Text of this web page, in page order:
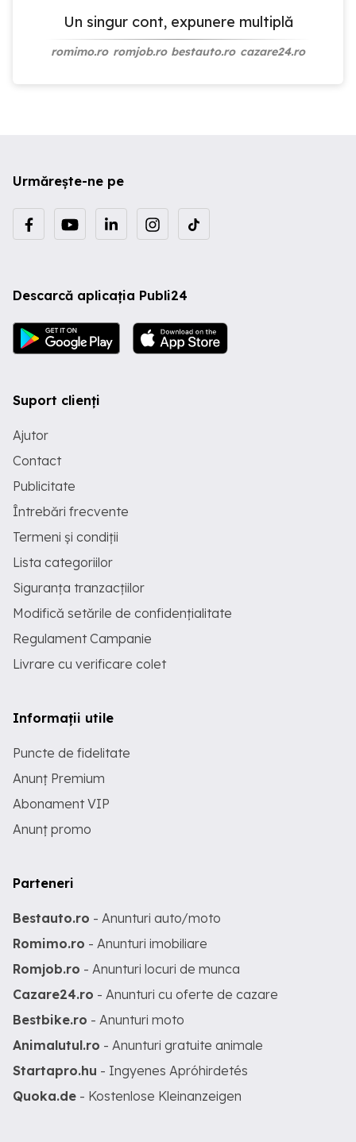
Un singur cont, expunere multiplă
romimo.ro romjob.ro bestauto.ro cazare24.ro
Urmărește-ne pe
Descarcă aplicația Publi24
Suport clienți
Ajutor
Contact
Publicitate
Întrebări frecvente
Termeni și condiții
Lista categoriilor
Siguranța tranzacțiilor
Modifică setările de confidențialitate
Regulament Campanie
Livrare cu verificare colet
Informații utile
Puncte de fidelitate
Anunț Premium
Abonament VIP
Anunț promo
Parteneri
Bestauto.ro - Anunturi auto/moto
Romimo.ro - Anunturi imobiliare
Romjob.ro - Anunturi locuri de munca
Cazare24.ro - Anunturi cu oferte de cazare
Bestbike.ro - Anunturi moto
Animalutul.ro - Anunturi gratuite animale
Startapro.hu - Ingyenes Apróhirdetés
Quoka.de - Kostenlose Kleinanzeigen